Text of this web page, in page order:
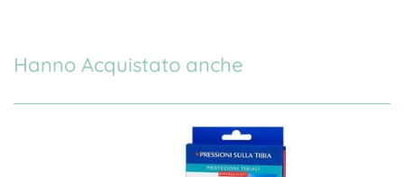
Hanno Acquistato anche